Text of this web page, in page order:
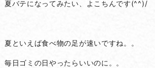
夏バテになってみたい、よこちんです(^^)/
夏といえば食べ物の足が速いですね。。
毎日ゴミの日やったらいいのに。。